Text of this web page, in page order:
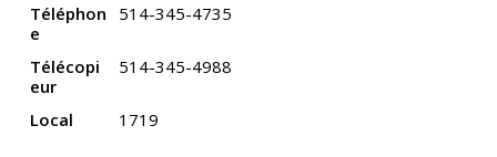
Téléphon
e
514-345-4735
Télécopi
eur
514-345-4988
Local 1719